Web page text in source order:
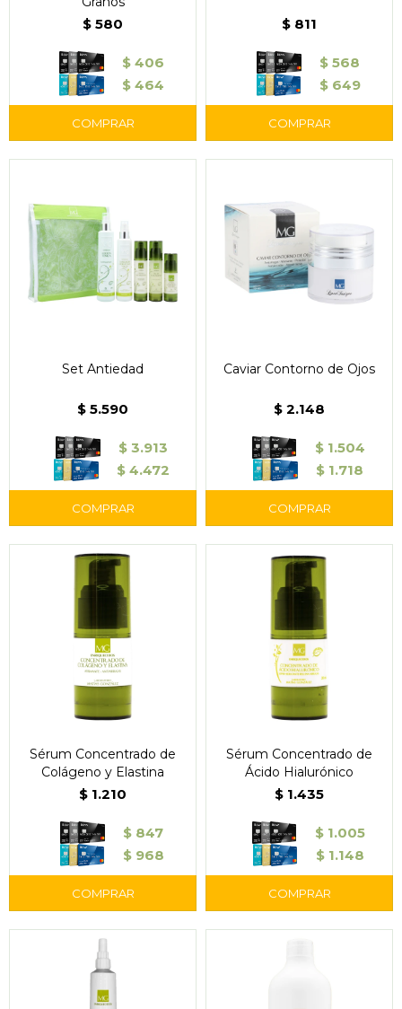
$ 580
$ 406
$ 464
$ 811
$ 568
$ 649
Set Antiedad
$ 5.590
$ 3.913
$ 4.472
Caviar Contorno de Ojos
$ 2.148
$ 1.504
$ 1.718
Sérum Concentrado de
Colágeno y Elastina
$ 1.210
$ 847
$ 968
Sérum Concentrado de
Ácido Hialurónico
$ 1.435
$ 1.005
$ 1.148